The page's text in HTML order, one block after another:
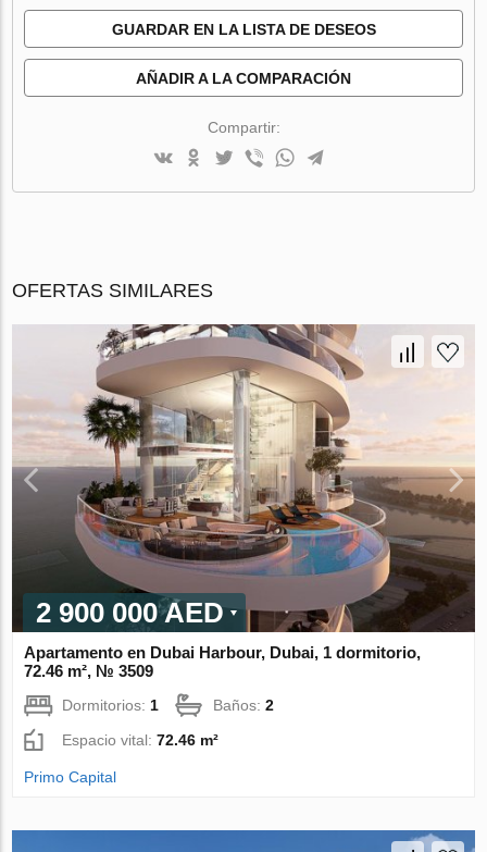
GUARDAR EN LA LISTA DE DESEOS
AÑADIR A LA COMPARACIÓN
Compartir:
OFERTAS SIMILARES
2 900 000 AED
Apartamento en Dubai Harbour, Dubai, 1 dormitorio,
72.46 m², № 3509
Dormitorios:1 Baños:2
Espacio vital:72.46 m²
Primo Capital